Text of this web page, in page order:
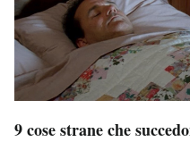
9 cose strane che